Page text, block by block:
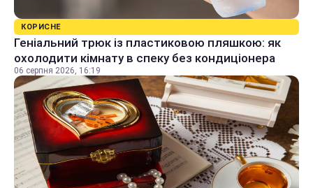
КОРИСНЕ
Геніальний трюк із пластиковою пляшкою: як
охолодити кімнату в спеку без кондиціонера
06 серпня 2026, 16:19